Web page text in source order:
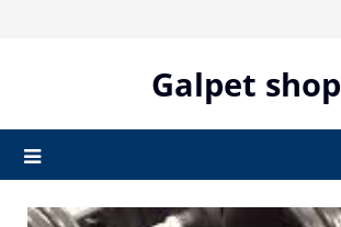
Galpet shop